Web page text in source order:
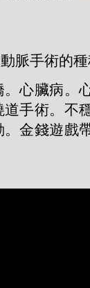
脈手術的
心臟病。
手術。不
金錢遊戲